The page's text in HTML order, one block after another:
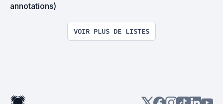
annotations)
VOIR PLUS DE LISTES